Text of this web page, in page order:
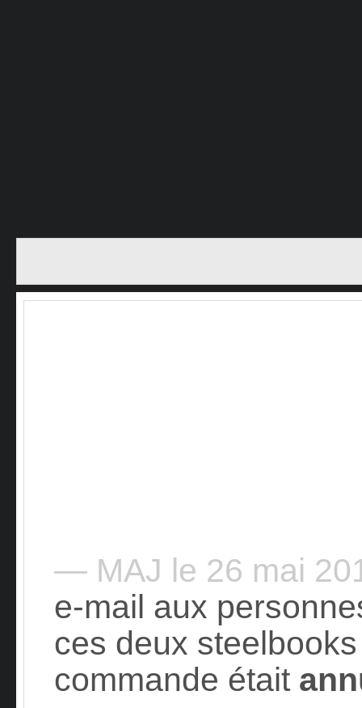
— MAJ le 26 mai
e-mail aux
ces deux
commande était